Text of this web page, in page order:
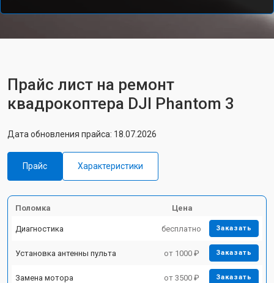
Прайс лист на ремонт
квадрокоптера DJI Phantom 3
Дата обновления прайса: 18.07.2026
Прайс Характеристики
Поломка Цена
Диагностика бесплатно Заказать
Установка антенны пульта от 1000 ₽ Заказать
Замена мотора от 3500 ₽ Заказать